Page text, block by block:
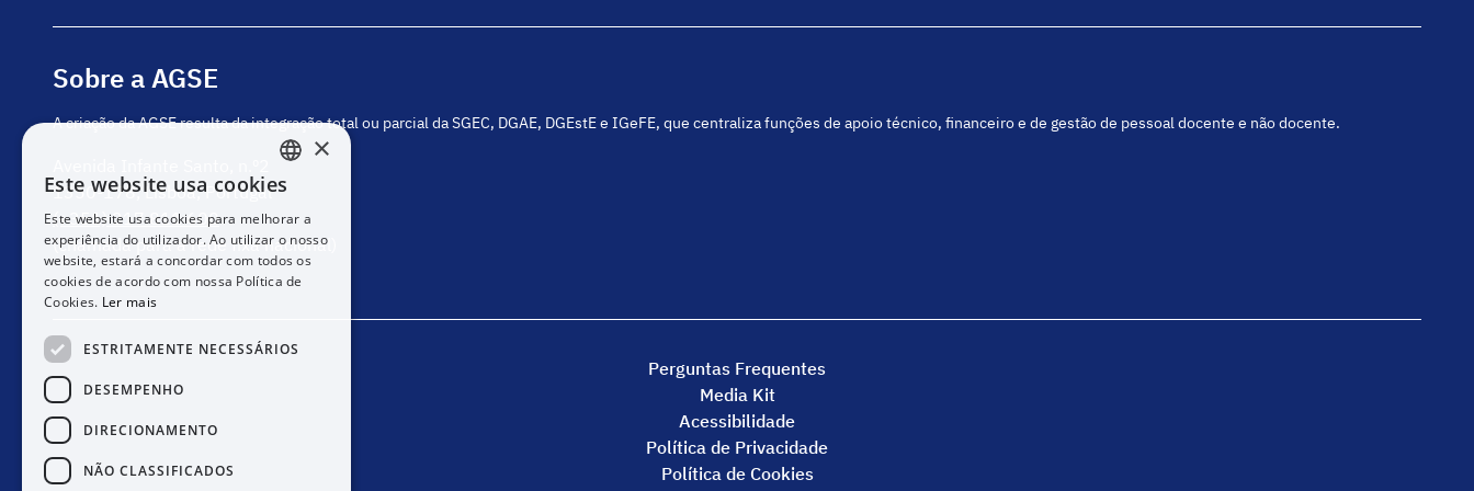
Sobre a AGSE
A criação da AGSE resulta da integração total ou parcial da SGEC, DGAE, DGEstE e IGeFE, que centraliza funções de apoio técnico, financeiro e de gestão de pessoal docente e não docente.
1350-178, Lisboa, Portugal
(+351) 217 811 600
(chamada para a rede fixa nacional)
Perguntas Frequentes
Media Kit
Acessibilidade
Política de Privacidade
Política de Cookies
PORTUGUESE
ENGLISH
×
Este website usa cookies
Este website usa cookies para melhorar a
experiência do utilizador. Ao utilizar o nosso
website, estará a concordar com todos os
cookies de acordo com nossa Política de
Cookies. Ler mais
ESTRITAMENTE NECESSÁRIOS
DESEMPENHO
DIRECIONAMENTO
NÃO CLASSIFICADOS